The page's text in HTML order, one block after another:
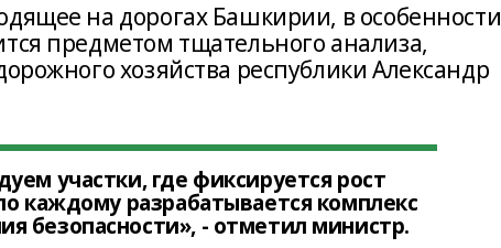
на дорогах Башкирии, в особенности
предметом тщательного анализа,
хозяйства республики Александр
участки, где фиксируется рост
каждому разрабатывается комплекс
безопасности», - отметил министр.